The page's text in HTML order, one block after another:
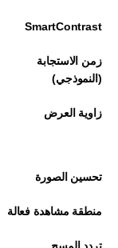
SmartContrast
زمن الاستجابة
(النموذجي)
زاوية العرض
تحسين الصورة
منطقة مشاهدة فعالة